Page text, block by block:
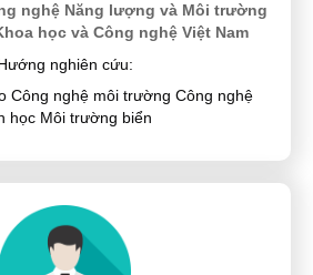
nghệ Năng lượng và Môi trường
học và Công nghệ Việt Nam
nghiên cứu:
Công nghệ môi trường Công nghệ
học Môi trường biển